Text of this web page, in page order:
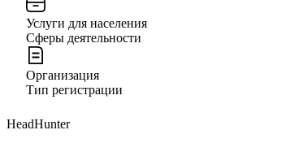
Услуги для населения
Сферы деятельности
Организация
Тип регистрации
HeadHunter